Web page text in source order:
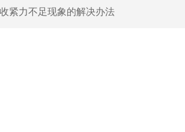
紧力不足现象的解决办法